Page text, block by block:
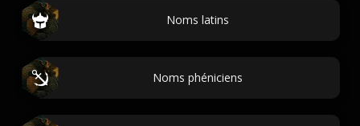
Noms latins
Noms phéniciens